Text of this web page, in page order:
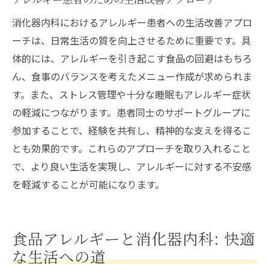
消化器内科におけるアレルギー患者への生活改善アプロ
ーチは、日常生活の質を向上させるために重要です。具
体的には、アレルギーを引き起こす食品の回避はもちろ
ん、食事のバランスを考えたメニュー作成が求められま
す。また、ストレス管理や十分な睡眠もアレルギー症状
の軽減につながります。患者同士のサポートグループに
参加することで、経験を共有し、精神的な支えを得るこ
とも効果的です。これらのアプローチを取り入れること
で、より良い生活を実現し、アレルギーに対する不安感
を軽減することが可能になります。
食品アレルギーと消化器内科: 快適
な生活への道